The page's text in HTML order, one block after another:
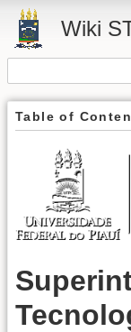
Wiki
Table of